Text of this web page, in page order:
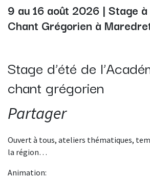
9 au 16 août 2026 | Stage à
Chant Grégorien à
Stage d’été de
chant grégorien
Partager
Ouvert à tous, ateliers thématiques,
la région…
Animation: